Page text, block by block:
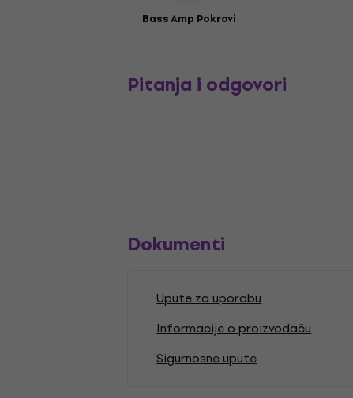
Bass Amp Pokrovi
Pitanja i odgovori
Dokumenti
Upute za uporabu
Informacije o proizvođaču
Sigurnosne upute